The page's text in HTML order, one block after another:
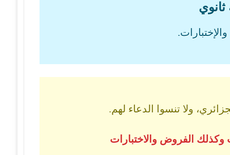
ثانوي
ولا تنسوا الدعاء لهم.
وكذلك الفروض والاختبارات